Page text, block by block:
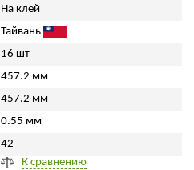
На клей
Тайвань
16 шт
457.2 мм
457.2 мм
0.55 мм
42
К сравнению